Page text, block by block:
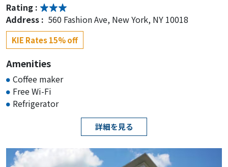
Rating :
Address : 560 Fashion Ave, New York, NY 10018
KIE Rates 15% off
Amenities
Coffee maker
Free Wi-Fi
Refrigerator
詳細を見る